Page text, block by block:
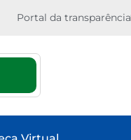
Portal da transparência